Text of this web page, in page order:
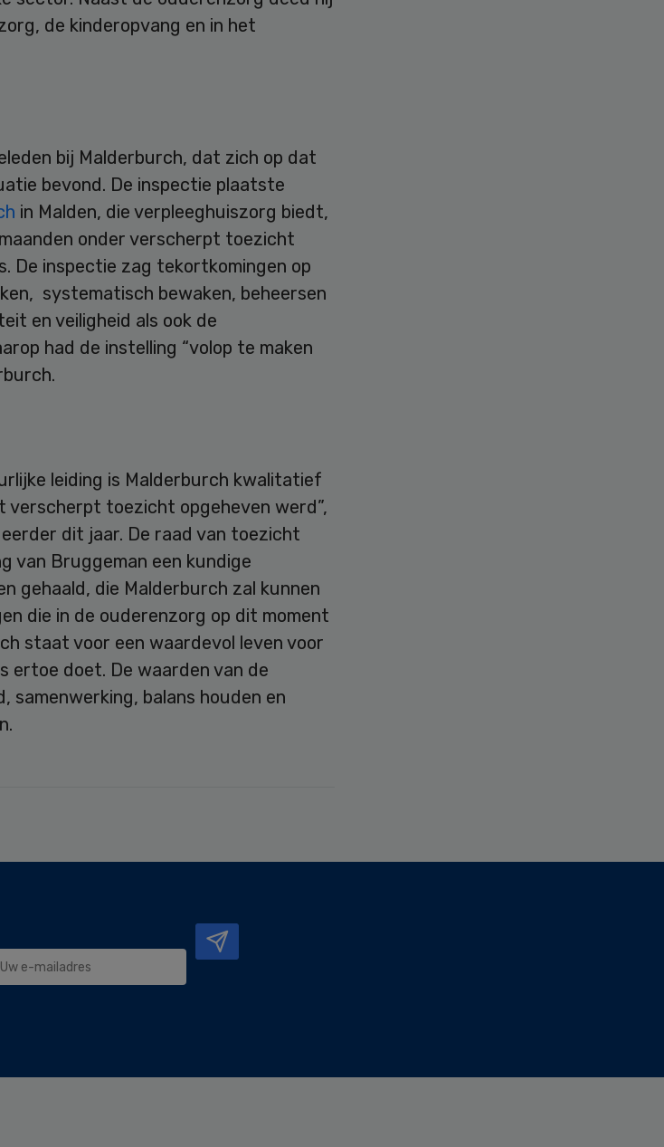
de kinderopvang en in het
bij Malderburch, dat zich op dat
bevond. De inspectie plaatste
in Malden, die verpleeghuiszorg biedt,
onder verscherpt toezicht
De inspectie zag tekortkomingen op
systematisch bewaken, beheersen
en veiligheid als ook de
had de instelling “volop te maken
leiding is Malderburch kwalitatief
toezicht opgeheven werd”,
dit jaar. De raad van toezicht
van Bruggeman een kundige
gehaald, die Malderburch zal kunnen
die in de ouderenzorg op dit moment
staat voor een waardevol leven voor
ertoe doet. De waarden van de
samenwerking, balans houden en